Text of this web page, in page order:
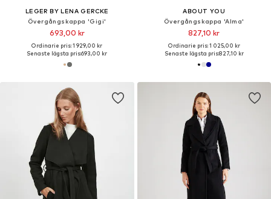
LEGER BY LENA GERCKE
Övergångskappa 'Gigi'
693,00 kr
Ordinarie pris: 1 929,00 kr
Senaste lägsta pris:693,00 kr
ABOUT YOU
Övergångskappa 'Alma'
827,10 kr
Ordinarie pris: 1 025,00 kr
Senaste lägsta pris:827,10 kr